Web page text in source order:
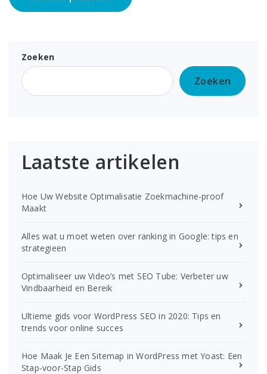
Zoeken
Zoeken
Laatste artikelen
Hoe Uw Website Optimalisatie Zoekmachine-proof
Maakt
Alles wat u moet weten over ranking in Google: tips en
strategieën
Optimaliseer uw Video’s met SEO Tube: Verbeter uw
Vindbaarheid en Bereik
Ultieme gids voor WordPress SEO in 2020: Tips en
trends voor online succes
Hoe Maak Je Een Sitemap in WordPress met Yoast: Een
Stap-voor-Stap Gids